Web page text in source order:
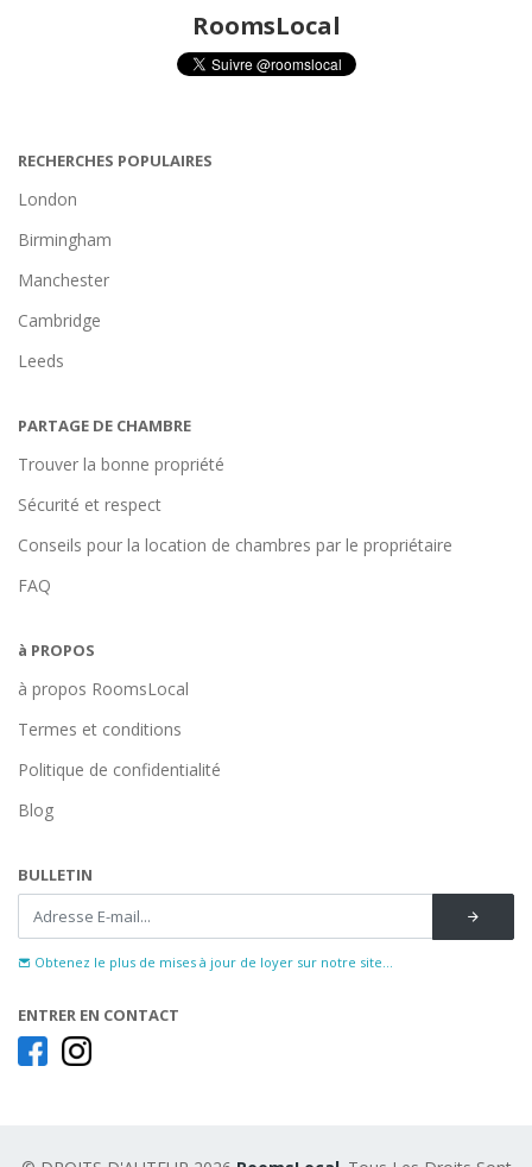
RoomsLocal
RECHERCHES POPULAIRES
London
Birmingham
Manchester
Cambridge
Leeds
PARTAGE DE CHAMBRE
Trouver la bonne propriété
Sécurité et respect
Conseils pour la location de chambres par le propriétaire
FAQ
à PROPOS
à propos RoomsLocal
Termes et conditions
Politique de confidentialité
Blog
BULLETIN
Obtenez le plus de mises à jour de loyer sur notre site...
ENTRER EN CONTACT